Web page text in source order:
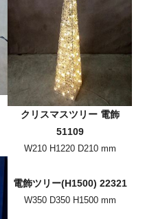
クリスマスツリー 電飾
51109
W210 H1220 D210 mm
電飾ツリー(H1500) 22321
W350 D350 H1500 mm